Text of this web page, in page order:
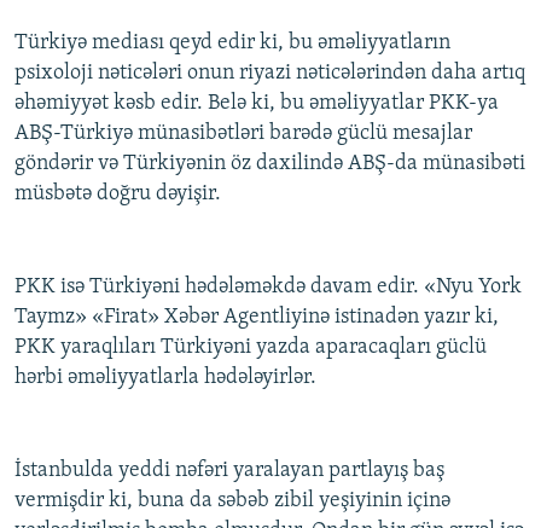
Türkiyə mediası qeyd edir ki, bu əməliyyatların
psixoloji nəticələri onun riyazi nəticələrindən daha artıq
əhəmiyyət kəsb edir. Belə ki, bu əməliyyatlar PKK-ya
ABŞ-Türkiyə münasibətləri barədə güclü mesajlar
göndərir və Türkiyənin öz daxilində ABŞ-da münasibəti
müsbətə doğru dəyişir.
PKK isə Türkiyəni hədələməkdə davam edir. «Nyu York
Taymz» «Firat» Xəbər Agentliyinə istinadən yazır ki,
PKK yaraqlıları Türkiyəni yazda aparacaqları güclü
hərbi əməliyyatlarla hədələyirlər.
İstanbulda yeddi nəfəri yaralayan partlayış baş
vermişdir ki, buna da səbəb zibil yeşiyinin içinə